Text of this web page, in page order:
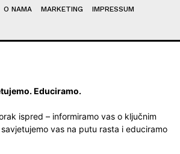
O NAMA MARKETING
IMPRESSUM
Educiramo.
ispred – informiramo vas o ključnim
vas na putu rasta i educiramo